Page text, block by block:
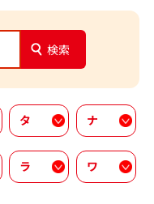
検索
タ ナ
ラ ワ